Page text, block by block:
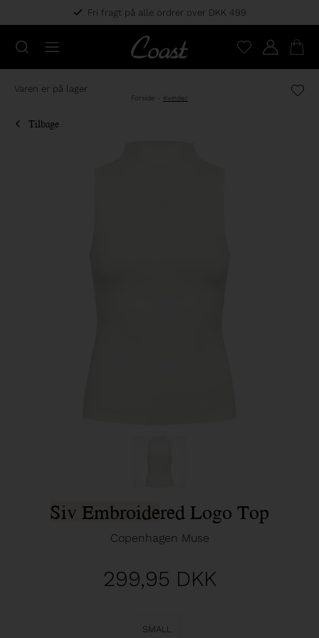
Fri fragt på alle ordrer over DKK 499
Varen er på lager
Forside - Kvinder
Tilbage
Siv Embroidered Logo Top
Copenhagen Muse
299,95 DKK
SMALL